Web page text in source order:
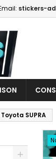
stickers-
SUPRA